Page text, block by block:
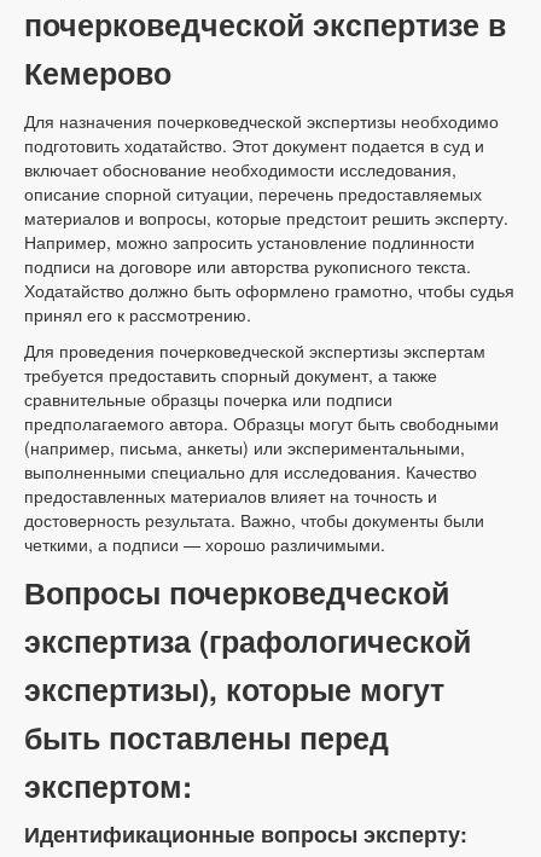
почерковедческой экспертизе в
Кемерово
Для назначения почерковедческой экспертизы необходимо
подготовить ходатайство. Этот документ подается в суд и
включает обоснование необходимости исследования,
описание спорной ситуации, перечень предоставляемых
материалов и вопросы, которые предстоит решить эксперту.
Например, можно запросить установление подлинности
подписи на договоре или авторства рукописного текста.
Ходатайство должно быть оформлено грамотно, чтобы судья
принял его к рассмотрению.
Для проведения почерковедческой экспертизы экспертам
требуется предоставить спорный документ, а также
сравнительные образцы почерка или подписи
предполагаемого автора. Образцы могут быть свободными
(например, письма, анкеты) или экспериментальными,
выполненными специально для исследования. Качество
предоставленных материалов влияет на точность и
достоверность результата. Важно, чтобы документы были
четкими, а подписи — хорошо различимыми.
Вопросы почерковедческой
экспертиза (графологической
экспертизы), которые могут
быть поставлены перед
экспертом:
Идентификационные вопросы эксперту: